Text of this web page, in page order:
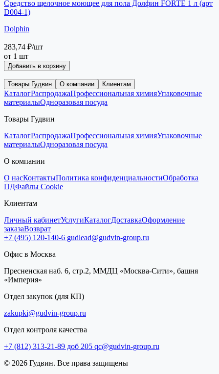
Средство щелочное моющее для пола Долфин FORTE 1 л (арт
D004-1)
Dolphin
283,74 ₽/шт
от 1 шт
Добавить в корзину
Товары Гудвин О компании Клиентам
КаталогРаспродажаПрофессиональная химияУпаковочные
материалыОдноразовая посуда
Товары Гудвин
КаталогРаспродажаПрофессиональная химияУпаковочные
материалыОдноразовая посуда
О компании
О насКонтактыПолитика конфиденциальностиОбработка
ПДФайлы Cookie
Клиентам
Личный кабинетУслугиКаталогДоставкаОформление
заказаВозврат
+7 (495) 120-140-6 gudlead@gudvin-group.ru
Офис в Москва
Пресненская наб. 6, стр.2, ММДЦ «Москва-Сити», башня
«Империя»
Отдел закупок (для КП)
zakupki@gudvin-group.ru
Отдел контроля качества
+7 (812) 313-21-89 доб 205 qc@gudvin-group.ru
© 2026 Гудвин. Все права защищены